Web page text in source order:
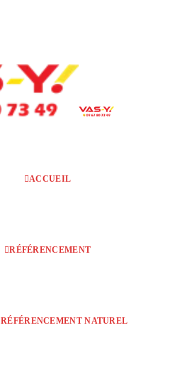
ACCUEIL
RÉFÉRENCEMENT
RÉFÉRENCEMENT NATUREL